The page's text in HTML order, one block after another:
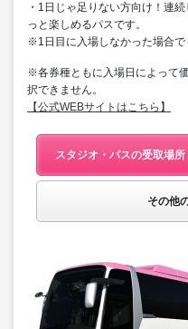
・1日じゃ足りない方向け！連
っと楽しめるパスです。
※1日目に入場しなかった場合で
※各券種ともに入場日によって
択できません。
【公式WEBサイトはこちら】
スタジオ・パスの受取場所
その他